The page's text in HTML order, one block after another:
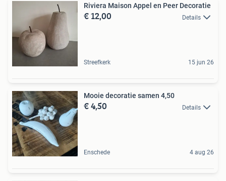
Riviera Maison Appel en Peer Decoratie
€ 12,00 Details
Streefkerk 15 jun 26
Mooie decoratie samen 4,50
€ 4,50 Details
Enschede 4 aug 26